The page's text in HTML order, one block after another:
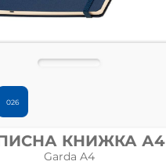
026
КНИЖКА А4
Garda A4